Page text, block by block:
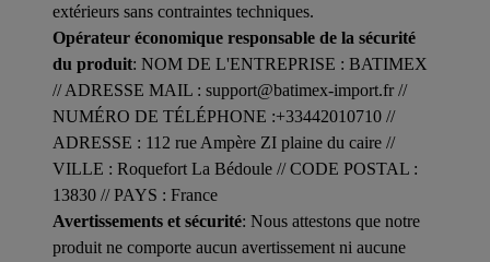
extérieurs sans contraintes techniques.
Opérateur économique responsable de la sécurité
du produit: NOM DE L'ENTREPRISE : BATIMEX
// ADRESSE MAIL : support@batimex-import.fr //
NUMÉRO DE TÉLÉPHONE :+33442010710 //
ADRESSE : 112 rue Ampère ZI plaine du caire //
VILLE : Roquefort La Bédoule // CODE POSTAL :
13830 // PAYS : France
Avertissements et sécurité: Nous attestons que notre
produit ne comporte aucun avertissement ni aucune